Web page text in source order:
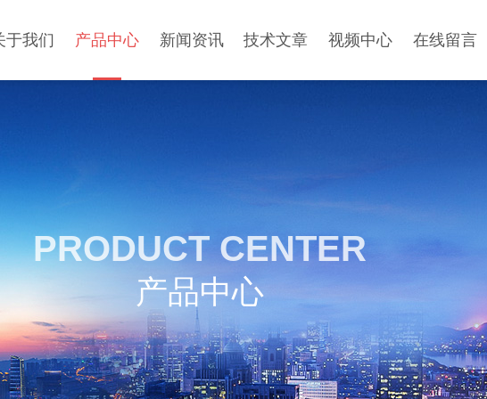
于我们 产品中心 新闻资讯 技术文章 视频中心 在线留言
PRODUCT CENTER
产品中心